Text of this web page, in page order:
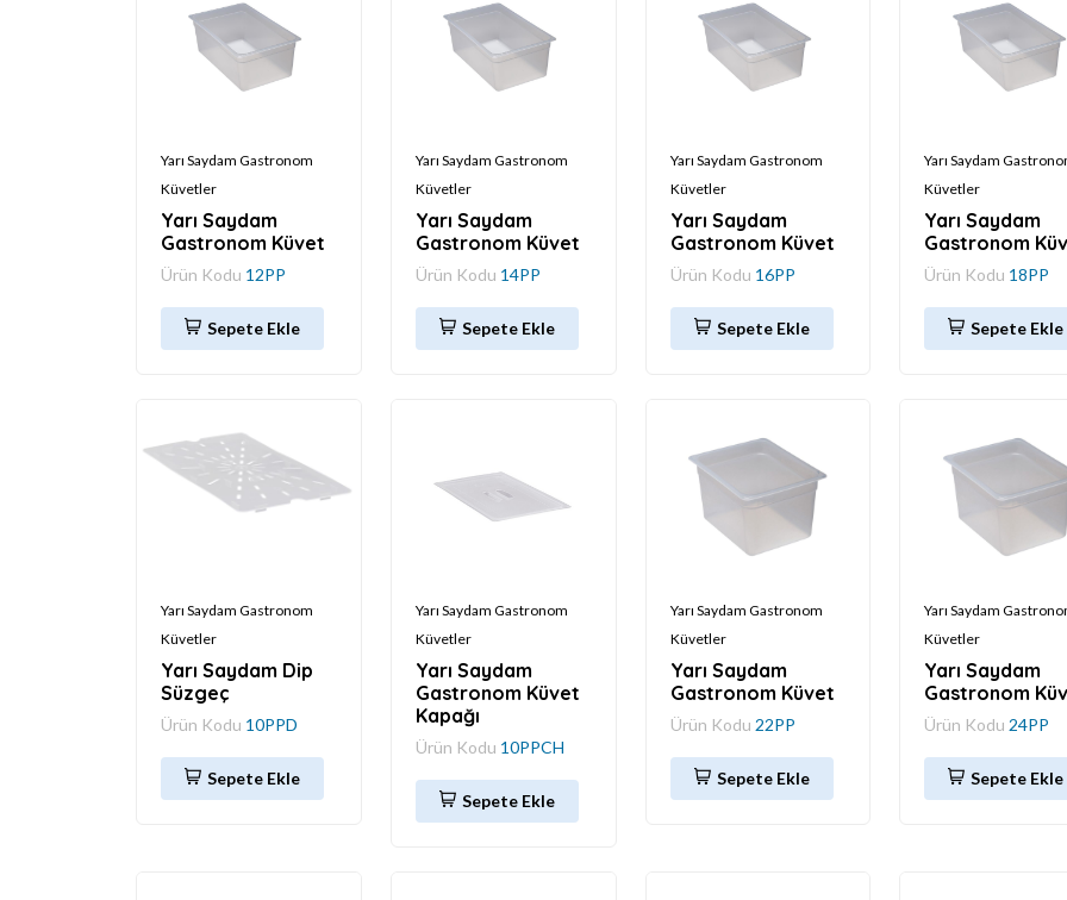
Yarı Saydam Gastronom
Küvetler
Yarı Saydam
Gastronom Küvet
Ürün Kodu 12PP
Sepete Ekle
Yarı Saydam Gastronom
Küvetler
Yarı Saydam
Gastronom Küvet
Ürün Kodu 14PP
Sepete Ekle
Yarı Saydam Gastronom
Küvetler
Yarı Saydam
Gastronom Küvet
Ürün Kodu 16PP
Sepete Ekle
Yarı Saydam
Küvetler
Yarı Saydam
Gastronom
Ürün Kodu 18PP
Sepete Ekle
Yarı Saydam Gastronom
Küvetler
Yarı Saydam Dip
Süzgeç
Ürün Kodu 10PPD
Sepete Ekle
Yarı Saydam Gastronom
Küvetler
Yarı Saydam
Gastronom Küvet
Kapağı
Ürün Kodu 10PPCH
Sepete Ekle
Yarı Saydam Gastronom
Küvetler
Yarı Saydam
Gastronom Küvet
Ürün Kodu 22PP
Sepete Ekle
Yarı Saydam
Küvetler
Yarı Saydam
Gastronom
Ürün Kodu 24PP
Sepete Ekle